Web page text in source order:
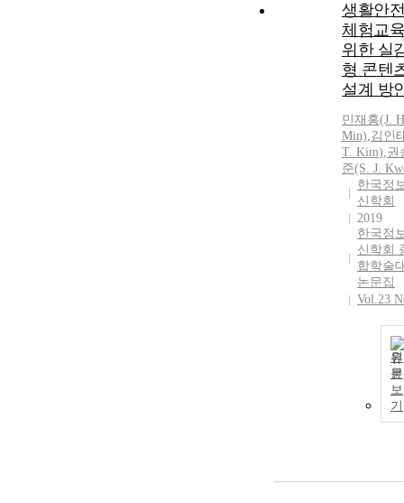
생활안전
체험교
위한 실
형 콘텐
설계 방
민재홍(J.
Min),김인
T. Kim),권
준(S. J.
한국정
신학회
2019
한국정
신학회
합학술
논문집
Vol.23
원
문
보
기